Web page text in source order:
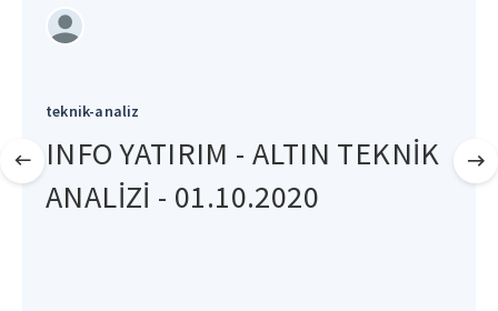
teknik-analiz
INFO YATIRIM - ALTIN TEKNİK
ANALİZİ - 01.10.2020